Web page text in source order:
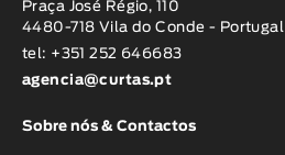
Praça José Régio, 110
4480-718 Vila do Conde - Portugal
tel: +351 252 646683
agencia@curtas.pt
Sobre nós & Contactos